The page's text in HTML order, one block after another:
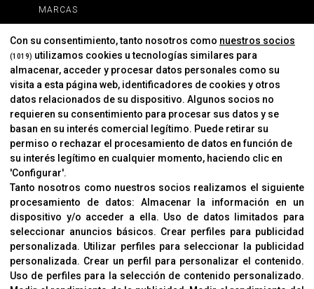
MARCAS
INFORMACIÓN
Contacto
Cambios Y Devoluciones
CORVER
Aviso Legal
Sobre Nosotros
Cookies
Política De Privacidad
Con su consentimiento, tanto nosotros como nuestros socios
(1019) utilizamos cookies u tecnologías similares para
almacenar, acceder y procesar datos personales como su
visita a esta página web, identificadores de cookies y otros
datos relacionados de su dispositivo. Algunos socios no
requieren su consentimiento para procesar sus datos y se
basan en su interés comercial legítimo. Puede retirar su
permiso o rechazar el procesamiento de datos en función de
su interés legítimo en cualquier momento, haciendo clic en
'Configurar'.
Tanto nosotros como nuestros socios realizamos el siguiente
procesamiento de datos: Almacenar la información en un
dispositivo y/o acceder a ella. Uso de datos limitados para
seleccionar anuncios básicos. Crear perfiles para publicidad
personalizada. Utilizar perfiles para seleccionar la publicidad
personalizada. Crear un perfil para personalizar el contenido.
Uso de perfiles para la selección de contenido personalizado.